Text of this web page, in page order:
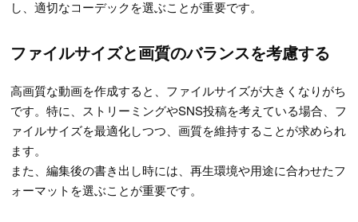
し、適切なコーデックを選ぶことが重要です。
ファイルサイズと画質のバランスを考慮する
高画質な動画を作成すると、ファイルサイズが大きくなりがち
です。特に、ストリーミングやSNS投稿を考えている場合、フ
ァイルサイズを最適化しつつ、画質を維持することが求められ
ます。
また、編集後の書き出し時には、再生環境や用途に合わせたフ
ォーマットを選ぶことが重要です。